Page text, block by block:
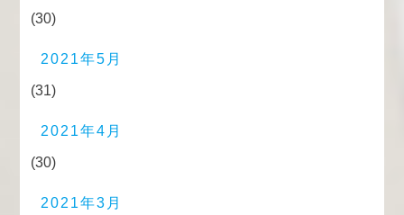
(30)
2021年5月
(31)
2021年4月
(30)
2021年3月